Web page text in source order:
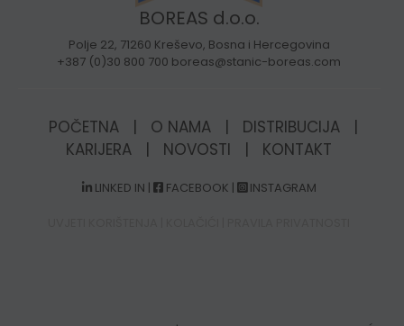
BOREAS d.o.o.
Polje 22, 71260 Kreševo, Bosna i Hercegovina
+387 (0)30 800 700 boreas@stanic-boreas.com
POČETNA | O NAMA | DISTRIBUCIJA
|
KARIJERA
| NOVOSTI | KONTAKT
LINKED IN | FACEBOOK | INSTAGRAM